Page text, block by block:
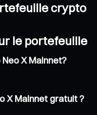
crypto
le portefeuille
X Mainnet?
X Mainnet gratuit ?